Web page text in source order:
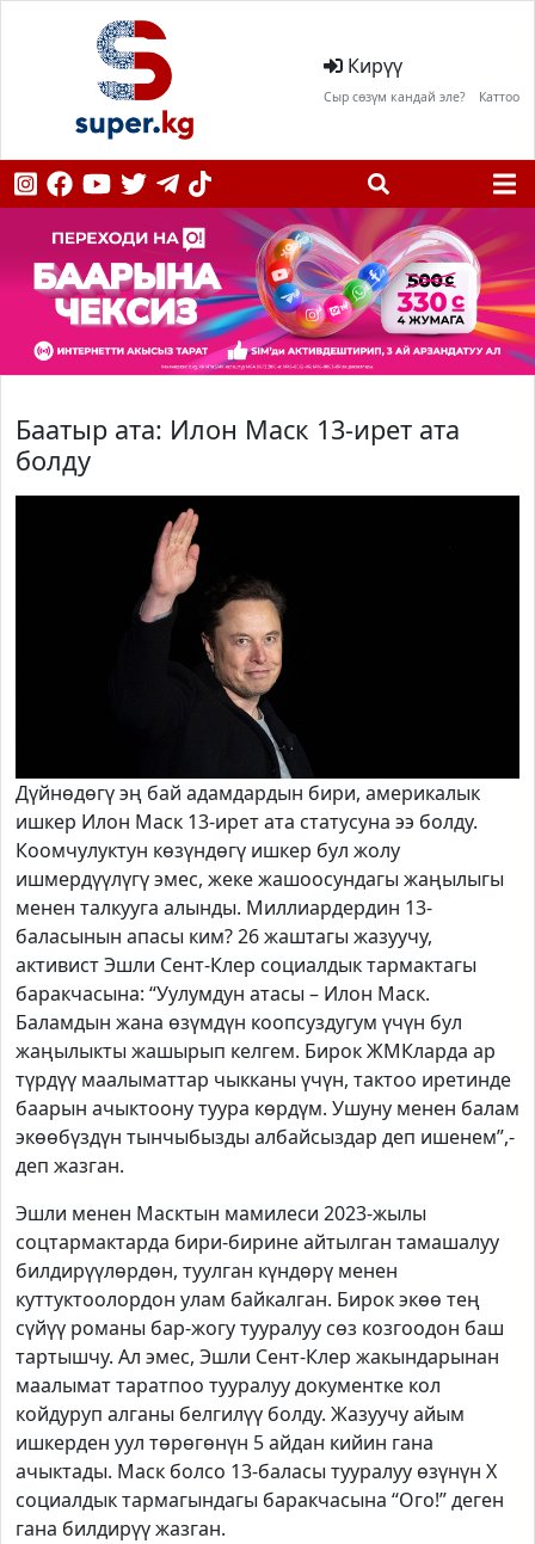
Кирүү
Сыр сөзүм кандай эле? Каттоо
Баатыр ата: Илон Маск 13-ирет ата
болду
Дүйнөдөгү эң бай адамдардын бири, америкалык
ишкер Илон Маск 13-ирет ата статусуна ээ болду.
Коомчулуктун көзүндөгү ишкер бул жолу
ишмердүүлүгү эмес, жеке жашоосундагы жаңылыгы
менен талкууга алынды. Миллиардердин 13-
баласынын апасы ким? 26 жаштагы жазуучу,
активист Эшли Сент-Клер социалдык тармактагы
баракчасына: “Уулумдун атасы – Илон Маск.
Баламдын жана өзүмдүн коопсуздугум үчүн бул
жаңылыкты жашырып келгем. Бирок ЖМКларда ар
түрдүү маалыматтар чыкканы үчүн, тактоо иретинде
баарын ачыктоону туура көрдүм. Ушуну менен балам
экөөбүздүн тынчыбызды албайсыздар деп ишенем”,-
деп жазган.
Эшли менен Масктын мамилеси 2023-жылы
соцтармактарда бири-бирине айтылган тамашалуу
билдирүүлөрдөн, туулган күндөрү менен
куттуктоолордон улам байкалган. Бирок экөө тең
сүйүү романы бар-жогу тууралуу сөз козгоодон баш
тартышчу. Ал эмес, Эшли Сент-Клер жакындарынан
маалымат таратпоо тууралуу документке кол
койдуруп алганы белгилүү болду. Жазуучу айым
ишкерден уул төрөгөнүн 5 айдан кийин гана
ачыктады. Маск болсо 13-баласы тууралуу өзүнүн Х
социалдык тармагындагы баракчасына “Ого!” деген
гана билдирүү жазган.